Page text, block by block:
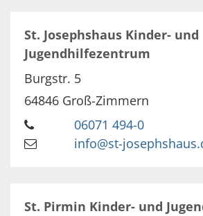
St. Josephshaus Kinder- und
Jugendhilfezentrum
Burgstr. 5
64846 Groß-Zimmern
06071 494-0
info@st-
St. Pirmin Kinder- und